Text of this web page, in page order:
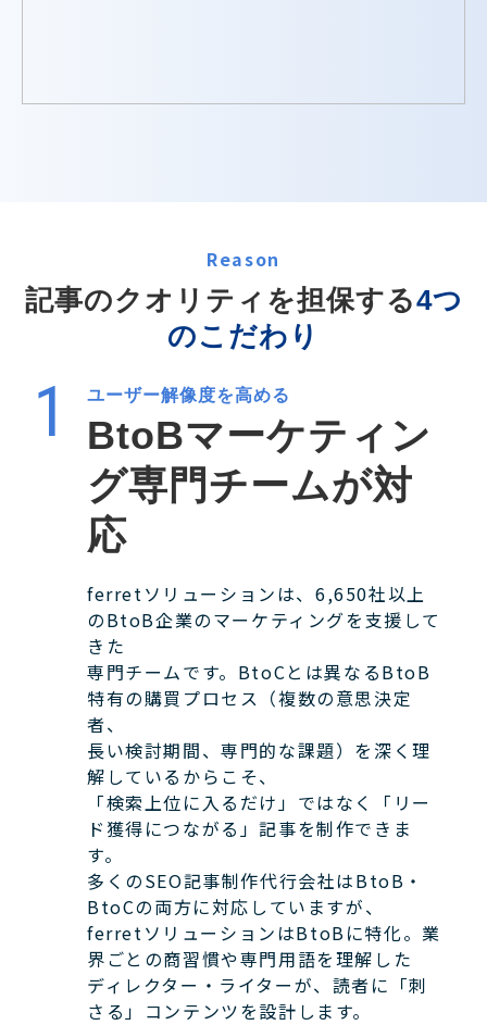
Reason
記事のクオリティを担保する4つ
のこだわり
ユーザー解像度を高める
BtoBマーケティン
グ専門チームが対
応
ferretソリューションは、6,650社以上
のBtoB企業のマーケティングを支援して
きた
専門チームです。BtoCとは異なるBtoB
特有の購買プロセス（複数の意思決定
者、
長い検討期間、専門的な課題）を深く理
解しているからこそ、
「検索上位に入るだけ」ではなく「リー
ド獲得につながる」記事を制作できま
す。
多くのSEO記事制作代行会社はBtoB・
BtoCの両方に対応していますが、
ferretソリューションはBtoBに特化。業
界ごとの商習慣や専門用語を理解した
ディレクター・ライターが、読者に「刺
さる」コンテンツを設計します。